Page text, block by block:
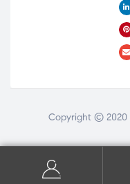
Copyright © 2020